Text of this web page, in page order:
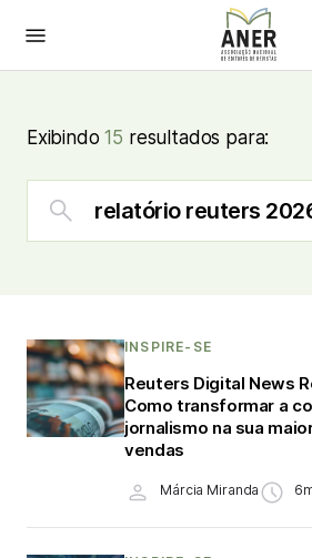
Exibindo15 resultados para:
INSPIRE-SE
Reuters Digital News
Como transformar a
jornalismo na sua
vendas
Márcia Miranda